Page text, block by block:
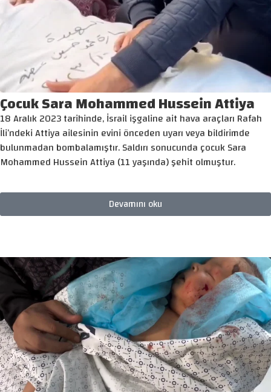
Çocuk Sara Mohammed Hussein Attiya
18 Aralık 2023 tarihinde, İsrail işgaline ait hava araçları Rafah
İli’ndeki Attiya ailesinin evini önceden uyarı veya bildirimde
bulunmadan bombalamıştır. Saldırı sonucunda çocuk Sara
Mohammed Hussein Attiya (11 yaşında) şehit olmuştur.
Devamını oku